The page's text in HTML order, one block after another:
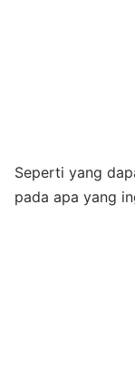
Seperti yang
pada apa yang